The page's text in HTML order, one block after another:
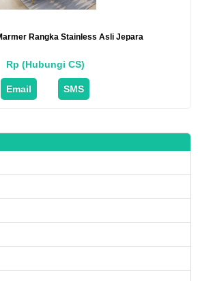
Rangka Stainless Asli Jepara
Rp (Hubungi CS)
Email SMS